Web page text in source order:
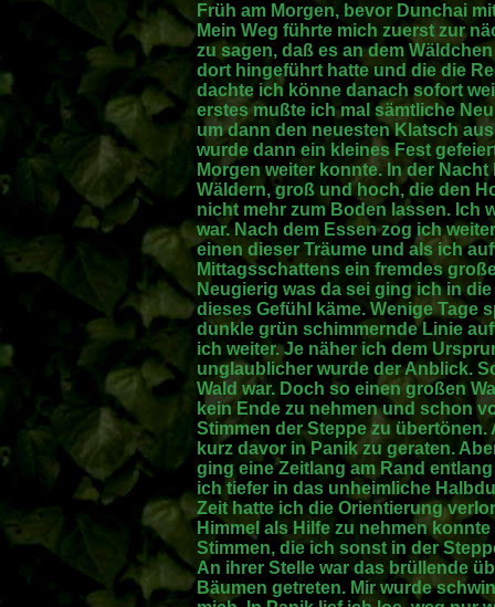
Früh am Morgen, bevor Dunchai
Mein Weg führte mich zuerst zur
zu sagen, daß es an dem
dort hingeführt hatte und die die
dachte ich könne danach sofort
erstes mußte ich mal sämtliche
um dann den neuesten Klatsch
wurde dann ein kleines Fest
Morgen weiter konnte. In der
Wäldern, groß und hoch, die den
nicht mehr zum Boden lassen. Ich
war. Nach dem Essen zog ich
einen dieser Träume und als ich
Mittagsschattens ein fremdes
Neugierig was da sei ging ich in
dieses Gefühl käme. Wenige Tage
dunkle grün schimmernde Linie
ich weiter. Je näher ich dem
unglaublicher wurde der Anblick.
Wald war. Doch so einen großen
kein Ende zu nehmen und schon
Stimmen der Steppe zu
kurz davor in Panik zu geraten.
ging eine Zeitlang am Rand
ich tiefer in das unheimliche
Zeit hatte ich die Orientierung
Himmel als Hilfe zu nehmen
Stimmen, die ich sonst in der
An ihrer Stelle war das brüllende
Bäumen getreten. Mir wurde